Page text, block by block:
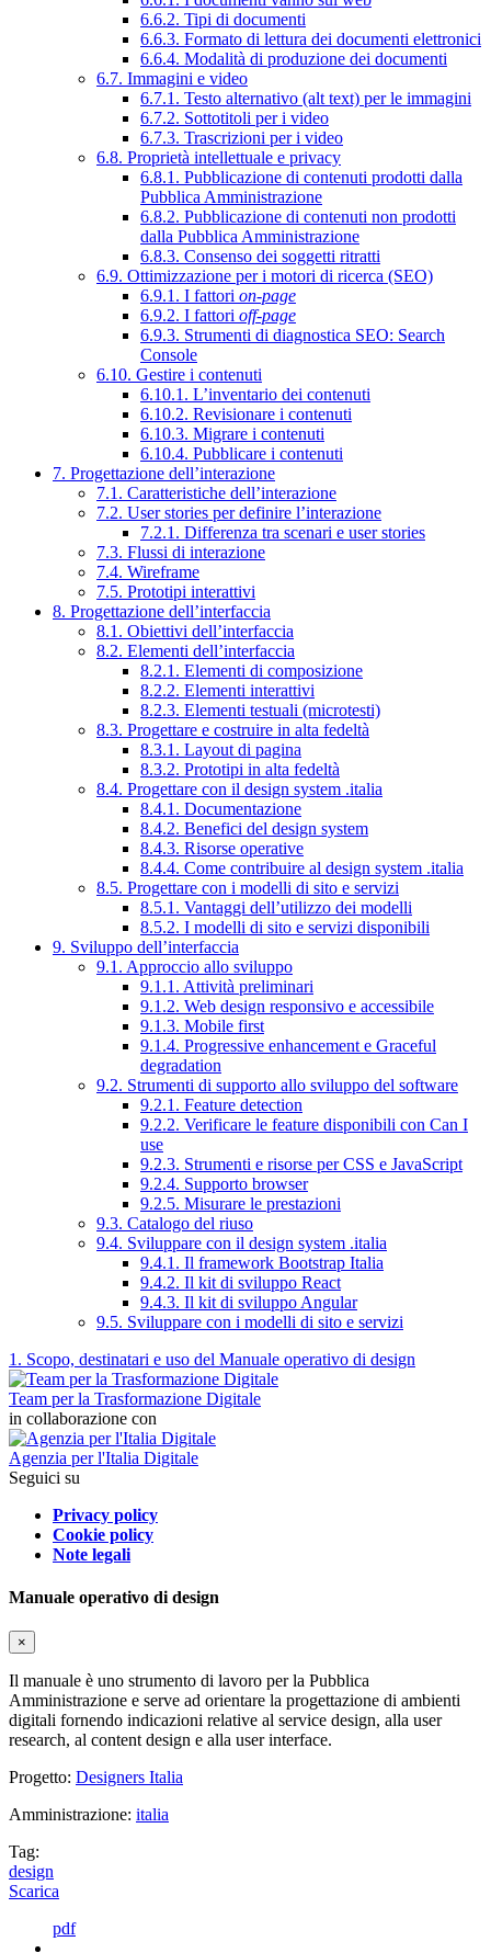
6.6.2. Tipi di documenti
6.6.3. Formato di lettura dei documenti elettronici
6.6.4. Modalità di produzione dei documenti
6.7. Immagini e video
6.7.1. Testo alternativo (alt text) per le immagini
6.7.2. Sottotitoli per i video
6.7.3. Trascrizioni per i video
6.8. Proprietà intellettuale e privacy
6.8.1. Pubblicazione di contenuti prodotti dalla
Pubblica Amministrazione
6.8.2. Pubblicazione di contenuti non prodotti
dalla Pubblica Amministrazione
6.8.3. Consenso dei soggetti ritratti
6.9. Ottimizzazione per i motori di ricerca (SEO)
6.9.1. I fattori on-page
6.9.2. I fattori off-page
6.9.3. Strumenti di diagnostica SEO: Search
Console
6.10. Gestire i contenuti
6.10.1. L’inventario dei contenuti
6.10.2. Revisionare i contenuti
6.10.3. Migrare i contenuti
6.10.4. Pubblicare i contenuti
7. Progettazione dell’interazione
7.1. Caratteristiche dell’interazione
7.2. User stories per definire l’interazione
7.2.1. Differenza tra scenari e user stories
7.3. Flussi di interazione
7.4. Wireframe
7.5. Prototipi interattivi
8. Progettazione dell’interfaccia
8.1. Obiettivi dell’interfaccia
8.2. Elementi dell’interfaccia
8.2.1. Elementi di composizione
8.2.2. Elementi interattivi
8.2.3. Elementi testuali (microtesti)
8.3. Progettare e costruire in alta fedeltà
8.3.1. Layout di pagina
8.3.2. Prototipi in alta fedeltà
8.4. Progettare con il design system .italia
8.4.1. Documentazione
8.4.2. Benefici del design system
8.4.3. Risorse operative
8.4.4. Come contribuire al design system .italia
8.5. Progettare con i modelli di sito e servizi
8.5.1. Vantaggi dell’utilizzo dei modelli
8.5.2. I modelli di sito e servizi disponibili
9. Sviluppo dell’interfaccia
9.1. Approccio allo sviluppo
9.1.1. Attività preliminari
9.1.2. Web design responsivo e accessibile
9.1.3. Mobile first
9.1.4. Progressive enhancement e Graceful
degradation
9.2. Strumenti di supporto allo sviluppo del software
9.2.1. Feature detection
9.2.2. Verificare le feature disponibili con Can I
use
9.2.3. Strumenti e risorse per CSS e JavaScript
9.2.4. Supporto browser
9.2.5. Misurare le prestazioni
9.3. Catalogo del riuso
9.4. Sviluppare con il design system .italia
9.4.1. Il framework Bootstrap Italia
9.4.2. Il kit di sviluppo React
9.4.3. Il kit di sviluppo Angular
9.5. Sviluppare con i modelli di sito e servizi
1. Scopo, destinatari e uso del Manuale operativo di design
Team per la Trasformazione Digitale
in collaborazione con
Agenzia per l'Italia Digitale
Seguici su
Privacy policy
Cookie policy
Note legali
Manuale operativo di design
×
Il manuale è uno strumento di lavoro per la Pubblica
Amministrazione e serve ad orientare la progettazione di ambienti
digitali fornendo indicazioni relative al service design, alla user
research, al content design e alla user interface.
Progetto: Designers Italia
Amministrazione: italia
Tag:
design
Scarica
pdf